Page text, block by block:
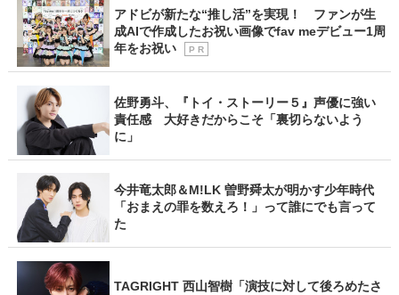
アドビが新たな“推し活”を実現！ ファンが生
成AIで作成したお祝い画像でfav meデビュー1周
年をお祝い
P R
佐野勇斗、『トイ・ストーリー５』声優に強い
責任感 大好きだからこそ「裏切らないよう
に」
今井竜太郎＆M!LK 曽野舜太が明かす少年時代
「おまえの罪を数えろ！」って誰にでも言って
た
TAGRIGHT 西山智樹「演技に対して後ろめたさ